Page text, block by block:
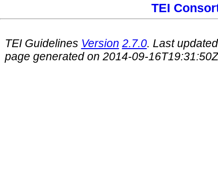
TEI
TEI Guidelines Version 2.7.0. Last
page generated on 2014-09-16T19:31:50Z